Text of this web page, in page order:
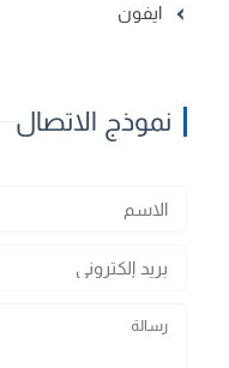
ايفون
نموذج الاتصال